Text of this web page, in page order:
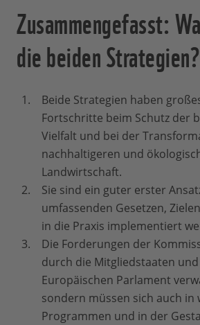
Zusammengefasst:
die beiden Strategien?
Beide Strategien haben
Fortschritte beim Schutz der
Vielfalt und bei der
nachhaltigeren und
Landwirtschaft.
Sie sind ein guter erster
umfassenden Gesetzen,
in die Praxis implementiert
Die Forderungen der
durch die Mitgliedstaaten und
Europäischen Parlament
sondern müssen sich auch in
Programmen und in der